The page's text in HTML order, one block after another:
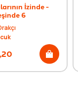
İzinde -
6